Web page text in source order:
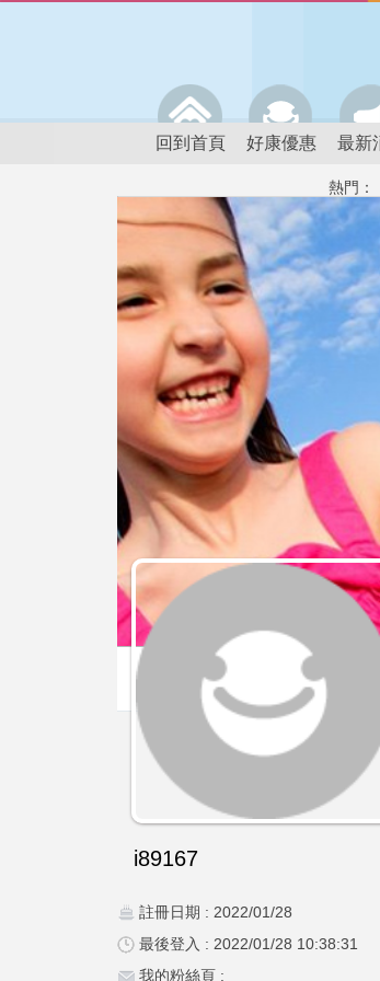
回到首頁 好康優惠 最新
熱門：
i89167
註冊日期 : 2022/01/28
最後登入 : 2022/01/28 10:38:31
我的粉絲頁 :